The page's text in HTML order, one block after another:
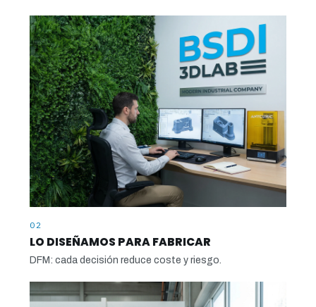
02
LO DISEÑAMOS PARA FABRICAR
DFM: cada decisión reduce coste y riesgo.